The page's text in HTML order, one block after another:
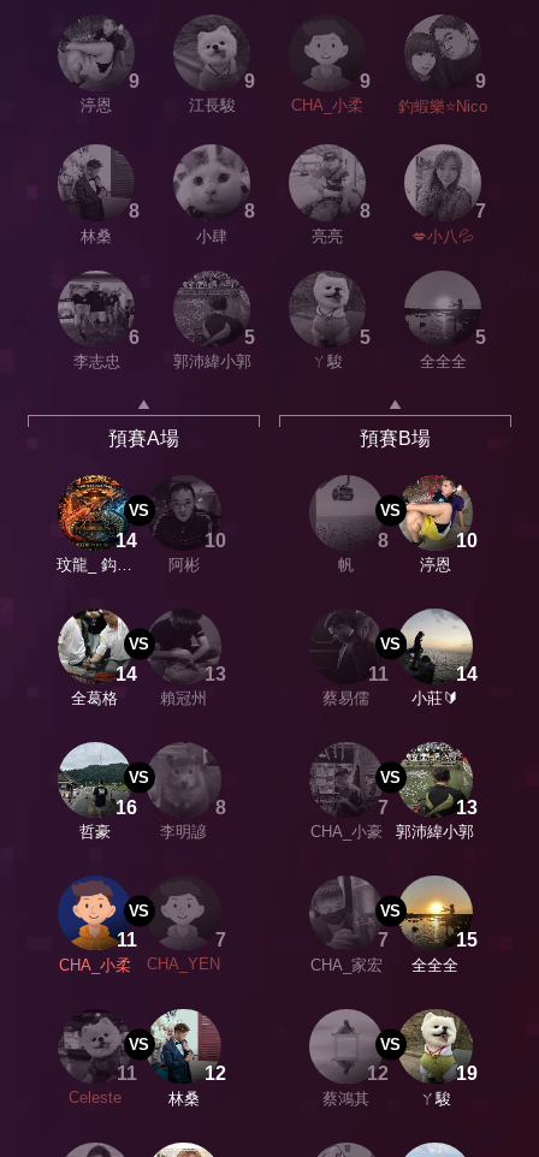
9
渟恩
9
江長駿
9
CHA_小柔
9
釣蝦樂⭐️Nico
8
林桑
8
小肆
8
亮亮
7
💋小八💦
6
李志忠
5
郭沛緯小郭
5
ㄚ駿
5
全全全
預賽A場
14
玟龍_ 鈎登
VS
10
阿彬
14
全葛格
VS
13
賴冠州
16
哲豪
VS
8
李明諺
11
CHA_小柔
VS
7
CHA_YEN
11
Celeste
VS
12
林桑
預賽B場
8
帆
VS
10
渟恩
11
蔡易儒
VS
14
小莊🔰
7
CHA_小豪
VS
13
郭沛緯小郭
7
CHA_家宏
VS
15
全全全
12
蔡鴻其
VS
19
ㄚ駿